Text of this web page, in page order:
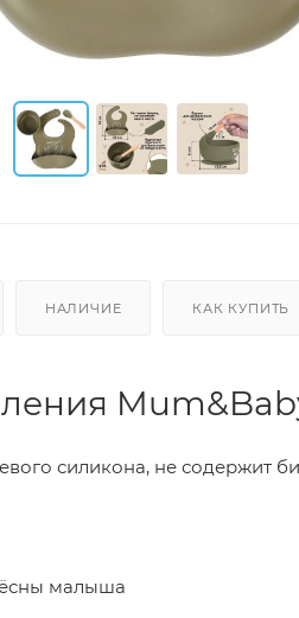
НАЛИЧИЕ КАК КУПИТЬ
силикона, не содержит
малыша